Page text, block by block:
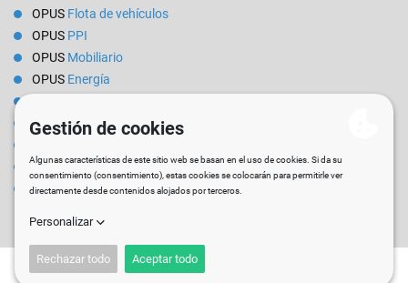
OPUS Flota de vehículos
OPUS PPI
OPUS Mobiliario
OPUS Energía
OPUSAlquiler
OPUSEPI
Softwarede Mantenimiento de la ciudad para ayuntamientos y
Empleo Blog Boletín Mapa del sitio